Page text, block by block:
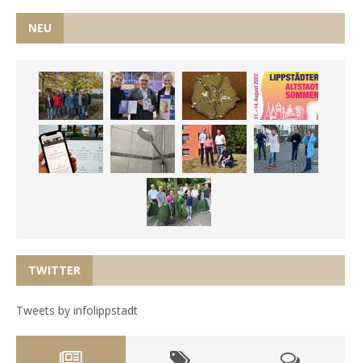
NEU
TWITTER
Tweets by infolippstadt